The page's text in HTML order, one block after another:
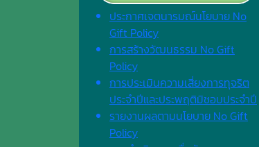
ประกาศเจตนารมณ์นโยบาย No
Gift Policy
การสร้างวัฒนธรรม No Gift
Policy
การประเมินความเสี่ยงการทุจริต
ประจำปีและประพฤติมิชอบประจำปี
รายงานผลตามนโยบาย No Gift
Policy